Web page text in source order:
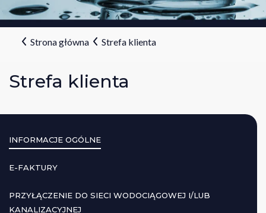
Strona główna Strefa klienta
Strefa klienta
INFORMACJE OGÓLNE
E-FAKTURY
PRZYŁĄCZENIE DO SIECI WODOCIĄGOWEJ I/LUB
KANALIZACYJNEJ